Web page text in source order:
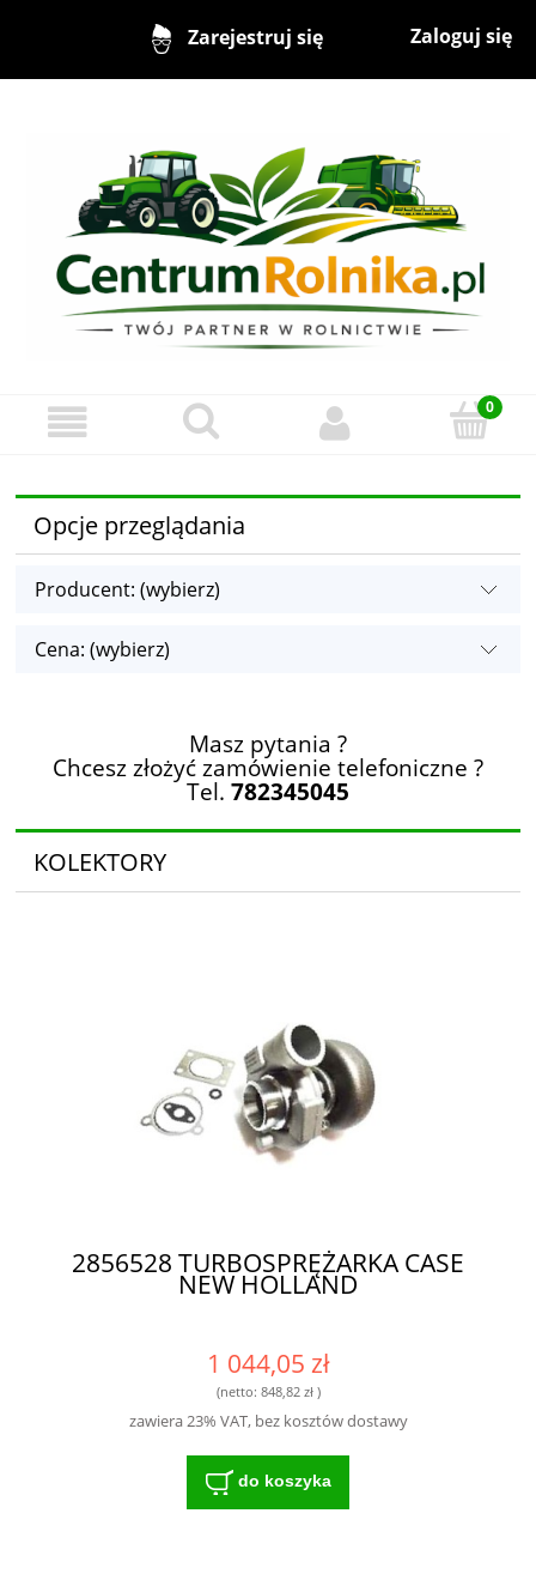
Zarejestruj się Zaloguj się
Opcje przeglądania
Producent: (wybierz)
Cena: (wybierz)
Masz pytania ?
Chcesz złożyć zamówienie telefoniczne ?
Tel. 782345045
KOLEKTORY
2856528 TURBOSPRĘŻARKA CASE
NEW HOLLAND
1 044,05 zł
(netto: 848,82 zł)
zawiera 23% VAT, bez kosztów dostawy
do koszyka